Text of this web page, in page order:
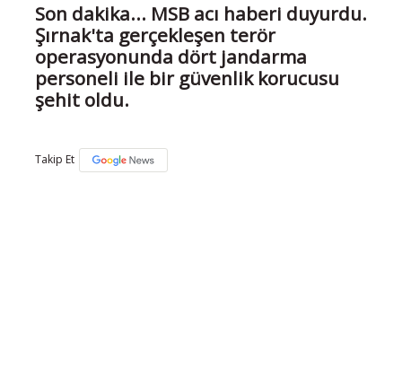
Son dakika... MSB acı haberi duyurdu.
Şırnak'ta gerçekleşen terör
operasyonunda dört jandarma
personeli ile bir güvenlik korucusu
şehit oldu.
Takip Et